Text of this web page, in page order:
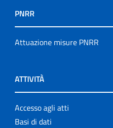
PNRR
Attuazione misure PNRR
ATTIVITÀ
Accesso agli atti
Basi di dati